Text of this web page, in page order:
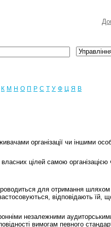
К М Н О П Р С Т У Ф Ц Я B
організації чи іншими
цілей самою
для отримання шляхом
відповідають їй,
незалежними
вимогам певного